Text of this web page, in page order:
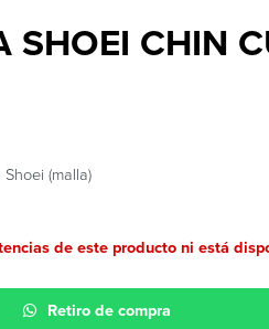
SHOEI CHIN
(malla)
de este producto ni está
Retiro de compra